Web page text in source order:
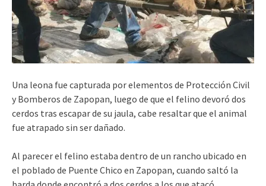
Una leona fue capturada por elementos de Protección Civil
y Bomberos de Zapopan, luego de que el felino devoró dos
cerdos tras escapar de su jaula, cabe resaltar que el animal
fue atrapado sin ser dañado.
Al parecer el felino estaba dentro de un rancho ubicado en
el poblado de Puente Chico en Zapopan, cuando saltó la